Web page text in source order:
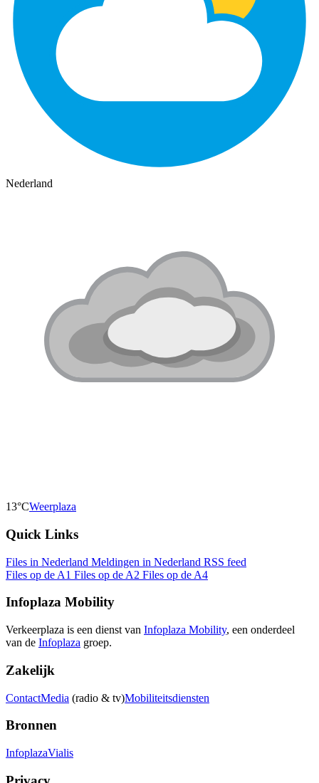
Nederland
13°CWeerplaza
Quick Links
Files in Nederland Meldingen in Nederland RSS feed
Files op de A1 Files op de A2 Files op de A4
Infoplaza Mobility
Verkeerplaza is een dienst van Infoplaza Mobility, een onderdeel
van de Infoplaza groep.
Zakelijk
ContactMedia (radio & tv)Mobiliteitsdiensten
Bronnen
InfoplazaVialis